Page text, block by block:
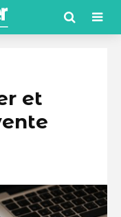
et